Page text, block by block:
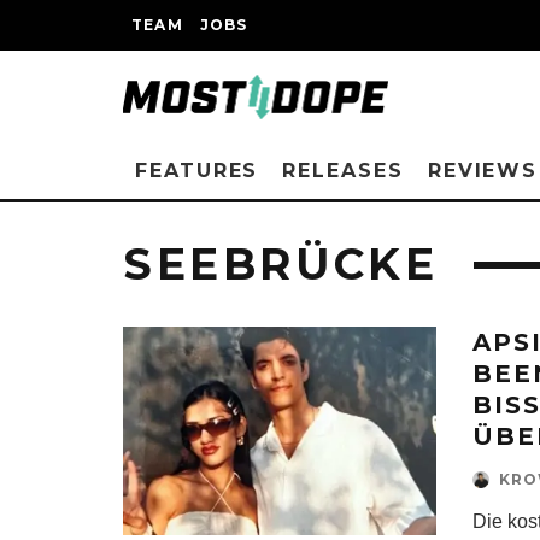
TEAM JOBS
FEATURES RELEASES REVIEWS
SEEBRÜCKE
Die